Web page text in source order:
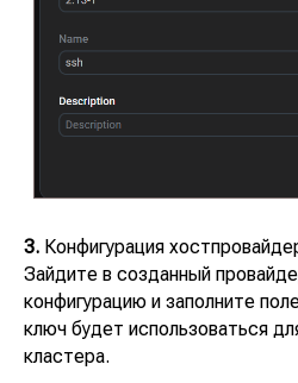
3. Конфигурация
Зайдите в созданный
конфигурацию и заполните
ключ будет использоваться
кластера.